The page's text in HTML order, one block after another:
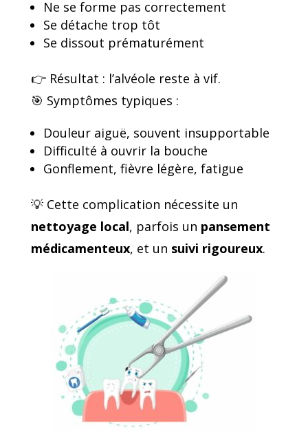
Ne se forme pas correctement
Se détache trop tôt
Se dissout prématurément
👉 Résultat : l’alvéole reste à vif.
🎯 Symptômes typiques :
Douleur aiguë, souvent insupportable
Difficulté à ouvrir la bouche
Gonflement, fièvre légère, fatigue
💡 Cette complication nécessite un
nettoyage local, parfois un pansement
médicamenteux, et un suivi rigoureux.